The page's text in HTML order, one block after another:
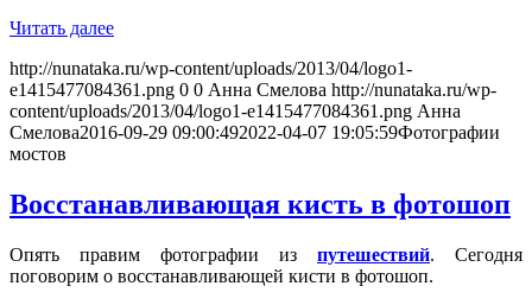
Читать далее
http://nunataka.ru/wp-content/uploads/2013/04/logo1-
e1415477084361.png 0 0 Анна Смелова http://nunataka.ru/wp-
content/uploads/2013/04/logo1-e1415477084361.png Анна
Смелова2016-09-29 09:00:492022-04-07 19:05:59Фотографии
мостов
Восстанавливающая кисть в фотошоп
Опять правим фотографии из путешествий. Сегодня
поговорим о восстанавливающей кисти в фотошоп.